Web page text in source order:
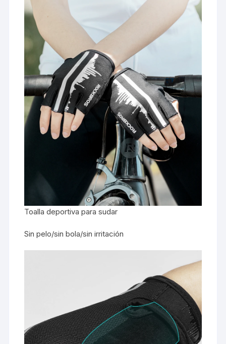
Toalla deportiva para sudar
Sin pelo/sin bola/sin irritación